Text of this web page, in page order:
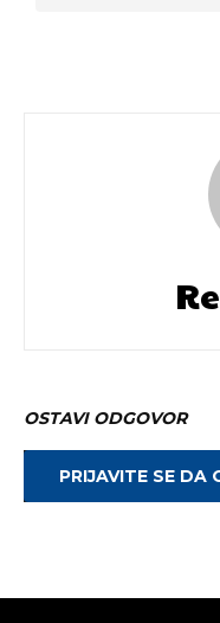
OSTAVI ODGOVOR
PRIJAVITE SE DA